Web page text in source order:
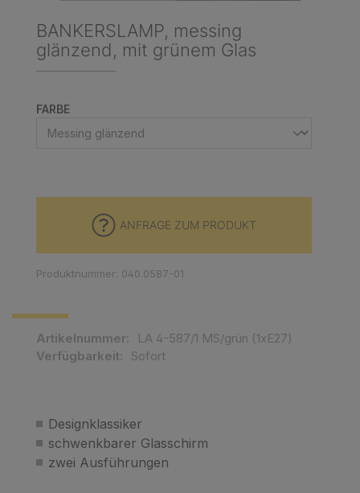
BANKERSLAMP, messing
glänzend, mit grünem Glas
FARBEAUSWÄHLEN
Designklassiker
schwenkbarer Glasschirm
zwei Ausführungen
Artikelnummer:
LA 4-587/1 MS/grün (1xE27)
Verfügbarkeit:
Sofort
ANFRAGE ZUM PRODUKT
Produktnummer: 040.0587-01